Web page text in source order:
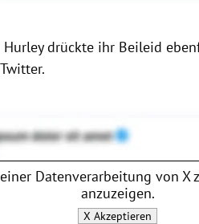
drückte ihr Beileid
Datenverarbeitung von X
anzuzeigen.
X Akzeptieren